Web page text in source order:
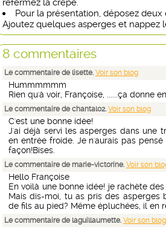
refermez la crêpe.
Pour la présentation, déposez deux
Ajoutez quelques asperges et nappez
8 commentaires
Le commentaire de lisette. Voir son blog
Hummmmmm
Rien qu'à voir, Françoise, ......ça donne
Le commentaire de chantal02. Voir son blog
C'est une bonne idée!
J'ai déjà servi les asperges dans une
en entrée froide. Je n'aurais pas
façon!Bises.
Le commentaire de marie-victorine. Voir son
Hello Françoise
En voilà une bonne idée! je rachète
Mais dis-moi, tu as pris des asperges
de fils au pied? Même épluchées, il en
Le commentaire de laguillaumette. Voir son blog